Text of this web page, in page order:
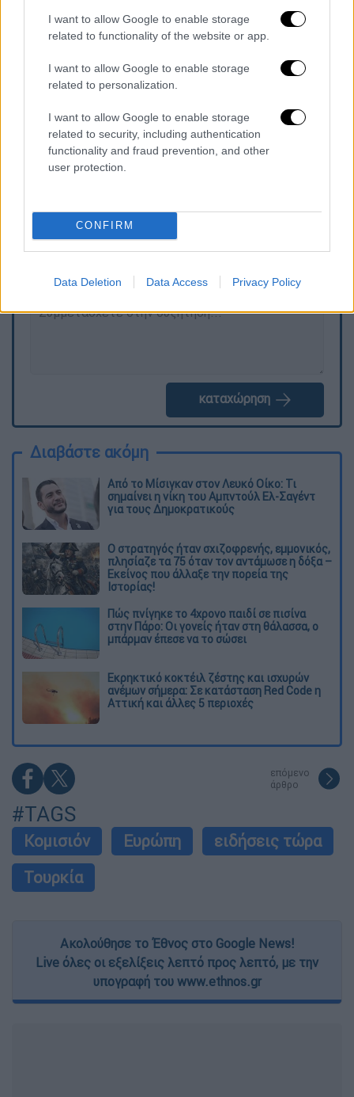
I want to allow Google to enable storage
related to functionality of the website or app.
I want to allow Google to enable storage
related to personalization.
I want to allow Google to enable storage
related to security, including authentication
functionality and fraud prevention, and other
user protection.
CONFIRM
Data Deletion Data Access Privacy Policy
Είμαστε ήδη σε διαπραγματεύσεις με άλλες
χώρες, αλλά αυτό δεν σημαίνει ότι η
δεν είναι σημαντικός εταίρος ή ότι δεν
διαθέτει ισχυρές αμυντικές δυνατότητες.
Έχουμε λάβει τις επίσημες αιτήσεις και τις
εξετάζουμε. Μια απόφαση θα ληφθεί όταν θα
είμαστε σε θέση να την πάρουμε».
Τα σχολιά σας δημοσιεύονται άμεσα με δική σας ευθύνη. Το
ΕΘΝΟΣ θα παρεμβαίνει και τα προσβλητικά σχόλια θα
διαγράφονται
καταχώρηση
Διαβάστε ακόμη
Από το Μίσιγκαν στον Λευκό Οίκο: Τι
σημαίνει η νίκη του Αμπντούλ Ελ-Σαγέντ
για τους Δημοκρατικούς
O στρατηγός ήταν σχιζοφρενής, εμμονικός,
πλησίαζε τα 75 όταν τον αντάμωσε η δόξα –
Εκείνος που άλλαξε την πορεία της
Ιστορίας!
Πώς πνίγηκε το 4χρονο παιδί σε πισίνα
στην Πάρο: Οι γονείς ήταν στη θάλασσα, ο
μπάρμαν έπεσε να το σώσει
Εκρηκτικό κοκτέιλ ζέστης και ισχυρών
ανέμων σήμερα: Σε κατάσταση Red Code η
Αττική και άλλες 5 περιοχές
επόμενο
άρθρο
#TAGS
Κομισιόν Ευρώπη
ειδήσεις τώρα
Τουρκία
Ακολούθησε το Έθνος στο Google News!
Live όλες οι εξελίξεις λεπτό προς λεπτό, με την
υπογραφή του www.ethnos.gr